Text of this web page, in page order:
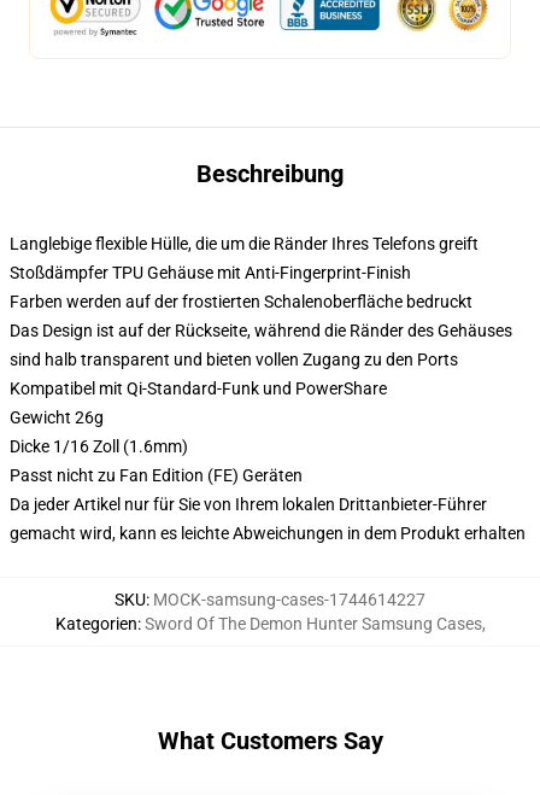
Beschreibung
Langlebige flexible Hülle, die um die Ränder Ihres Telefons greift
Stoßdämpfer TPU Gehäuse mit Anti-Fingerprint-Finish
Farben werden auf der frostierten Schalenoberfläche bedruckt
Das Design ist auf der Rückseite, während die Ränder des Gehäuses
sind halb transparent und bieten vollen Zugang zu den Ports
Kompatibel mit Qi-Standard-Funk und PowerShare
Gewicht 26g
Dicke 1/16 Zoll (1.6mm)
Passt nicht zu Fan Edition (FE) Geräten
Da jeder Artikel nur für Sie von Ihrem lokalen Drittanbieter-Führer
gemacht wird, kann es leichte Abweichungen in dem Produkt erhalten
SKU: MOCK-samsung-cases-1744614227
Kategorien:Sword Of The Demon Hunter Samsung Cases,
What Customers Say